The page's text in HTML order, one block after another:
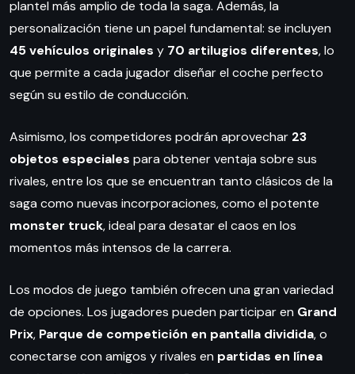
plantel más amplio de toda la saga. Además, la
personalización tiene un papel fundamental: se incluyen
45 vehículos originales y 70 artilugios diferentes, lo
que permite a cada jugador diseñar el coche perfecto
según su estilo de conducción.
Asimismo, los competidores podrán aprovechar 23
objetos especiales para obtener ventaja sobre sus
rivales, entre los que se encuentran tanto clásicos de la
saga como nuevas incorporaciones, como el potente
monster truck, ideal para desatar el caos en los
momentos más intensos de la carrera.
Los modos de juego también ofrecen una gran variedad
de opciones. Los jugadores pueden participar en Grand
Prix, Parque de competición en pantalla dividida, o
conectarse con amigos y rivales en partidas en línea